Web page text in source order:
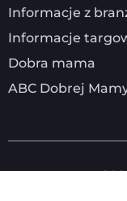
Informacje z
Informacje
Dobra mama
ABC Dobrej